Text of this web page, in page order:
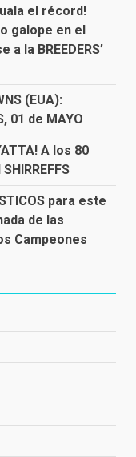
el récord!
galope en el
a la BREEDERS’
(EUA):
01 de MAYO
A los 80
para este
de las
Campeones